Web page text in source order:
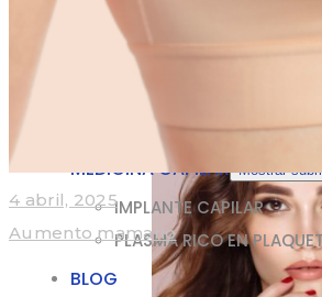
MEDICINA ESTÉTICA
TOXINA BUTOLÍTICA
ÁCIDO HIALURÓNICO
MEDICINA CAPILAR Mostrar
IMPLANTE CAPILAR
PLASMA RICO EN
BLOG
4 abril, 2025
Aumento mamario